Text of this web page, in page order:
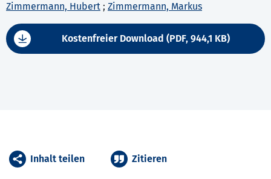
Zimmermann, Hubert ; Zimmermann, Markus
Kostenfreier Download (PDF, 944,1 KB)
Inhalt teilen Zitieren